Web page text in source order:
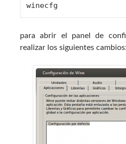
winecfg
para abrir el panel de
realizar los siguientes cambios: